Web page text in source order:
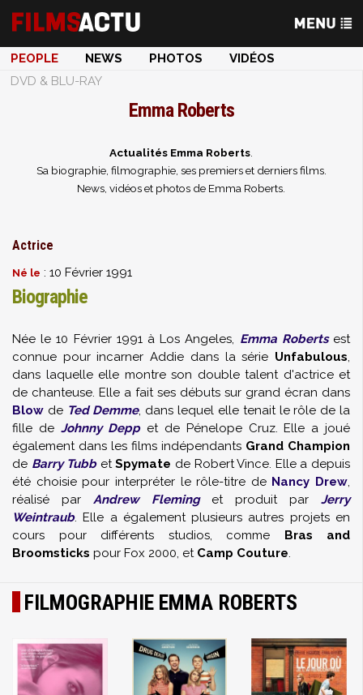
PEOPLE NEWS PHOTOS
VIDÉOS
DVD & BLU-RAY
Emma Roberts
Actualités Emma Roberts
Sa biographie, filmographie, ses premiers et derniers films.
News, vidéos et photos de Emma Roberts.
Actrice
Né le : 10 Février 1991
Biographie
Née le 10 Février 1991 à Los Angeles, Emma Robertsest
connue pour incarner Addie dans la série Unfabulous,
dans laquelle elle montre son double talent d'actrice et
de chanteuse. Elle a fait ses débuts sur grand écran dans
Blow de Ted Demme, dans lequel elle tenait le rôle de la
fille de Johnny Deppet de Pénelope Cruz. Elle a joué
également dans les films indépendants Grand Champion
de Barry TubbetSpymate de Robert Vince. Elle a depuis
été choisie pour interpréter le rôle-titre de Nancy Drew,
réalisé par Andrew Fleminget produit parJerry
Weintraub. Elle a également plusieurs autres projets en
cours pour différents studios, comme Bras and
Broomsticks pour Fox 2000, et Camp Couture.
FILMOGRAPHIE EMMA ROBERTS